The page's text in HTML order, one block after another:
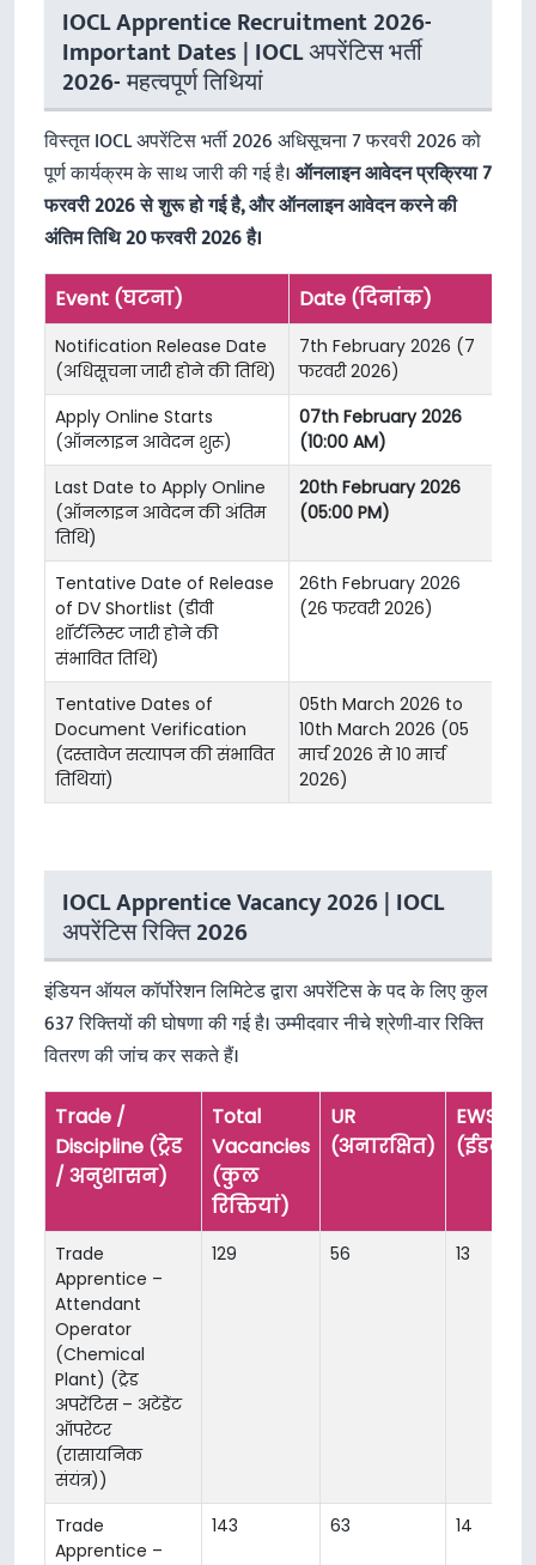
IOCL Apprentice Recruitment 2026-
Important Dates | IOCL अपरेंटिस भर्ती
2026- महत्वपूर्ण तिथियां
विस्तृत IOCL अपरेंटिस भर्ती 2026 अधिसूचना 7 फरवरी 2026 को
पूर्ण कार्यक्रम के साथ जारी की गई है।ऑनलाइन आवेदन प्रक्रिया 7
फरवरी 2026 से शुरू हो गई है, और ऑनलाइन आवेदन करने की
अंतिम तिथि 20 फरवरी 2026 है।
Event (घटना) Date (दिनांक)
Notification Release Date
(अधिसूचना जारी होने की तिथि)
7th February 2026 (7
फरवरी 2026)
Apply Online Starts
(ऑनलाइन आवेदन शुरू)
07th February 2026
(10:00 AM)
Last Date to Apply Online
(ऑनलाइन आवेदन की अंतिम
तिथि)
20th February 2026
(05:00 PM)
Tentative Date of Release
of DV Shortlist (डीवी
शॉर्टलिस्ट जारी होने की
संभावित तिथि)
26th February 2026
(26 फरवरी 2026)
Tentative Dates of
Document Verification
(दस्तावेज सत्यापन की संभावित
तिथियां)
05th March 2026 to
10th March 2026 (05
मार्च 2026 से 10 मार्च
2026)
IOCL Apprentice Vacancy 2026 | IOCL
अपरेंटिस रिक्ति 2026
इंडियन ऑयल कॉर्पोरेशन लिमिटेड द्वारा अपरेंटिस के पद के लिए कुल
637 रिक्तियों की घोषणा की गई है। उम्मीदवार नीचे श्रेणी-वार रिक्ति
वितरण की जांच कर सकते हैं।
Trade /
Discipline (ट्रेड
/ अनुशासन)
Total
Vacancies
(कुल
रिक्तियां)
UR
(अनारक्षित)
EWS
Trade
Apprentice –
Attendant
Operator
(Chemical
Plant) (ट्रेड
अपरेंटिस – अटेंडेंट
ऑपरेटर
(रासायनिक
संयंत्र))
129 56 13
Trade
Apprentice –
143 63 14